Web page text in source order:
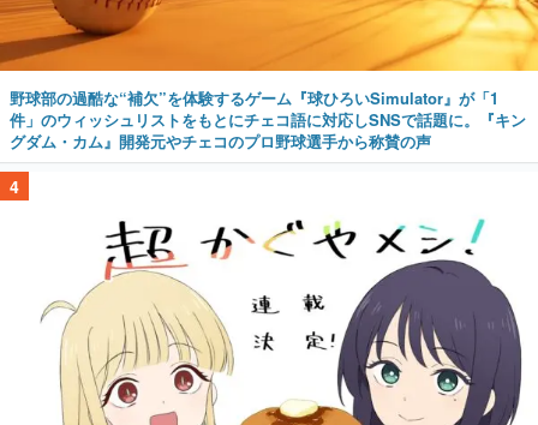
野球部の過酷な“補欠”を体験するゲーム『球ひろいSimulator』が「1
件」のウィッシュリストをもとにチェコ語に対応しSNSで話題に。『キン
グダム・カム』開発元やチェコのプロ野球選手から称賛の声
4